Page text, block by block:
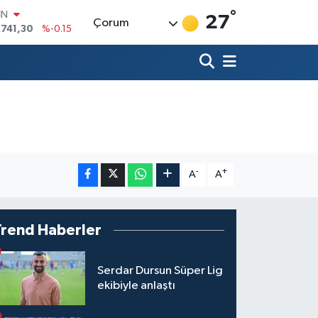
%-0.15
Çorum 27°
A- A+
Haberler
Serdar Dursun Süper Lig
ekibiyle anlaştı